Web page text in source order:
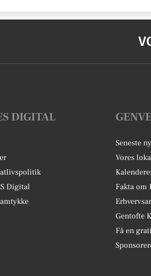
DIGITAL
Digital
Seneste
Vores
Fakta om
Gentofte
Få en